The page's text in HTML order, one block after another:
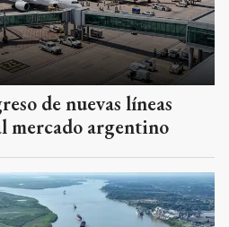
de nuevas líneas
mercado argentino